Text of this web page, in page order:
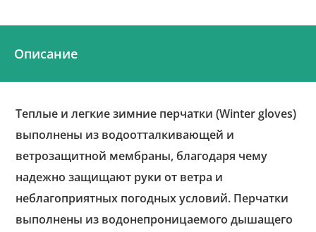
Описание
Теплые и легкие зимние перчатки (Winter gloves)
выполнены из водоотталкивающей и
ветрозащитной мембраны, благодаря чему
надежно защищают руки от ветра и
неблагоприятных погодных условий. Перчатки
выполнены из водонепроницаемого дышащего